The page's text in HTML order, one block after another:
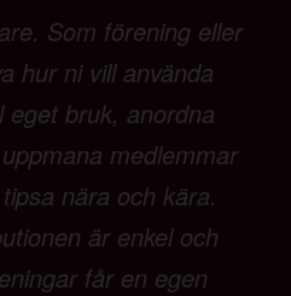
Som förening eller
hur ni vill använda
eget bruk, anordna
medlemmar
nära och kära.
är enkel och
får en egen